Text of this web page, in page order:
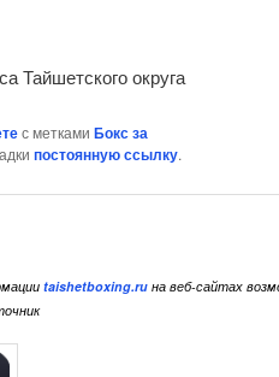
Тайшетского округа
с метками Бокс за
постоянную ссылку.
taishetboxing.ru на веб-сайтах